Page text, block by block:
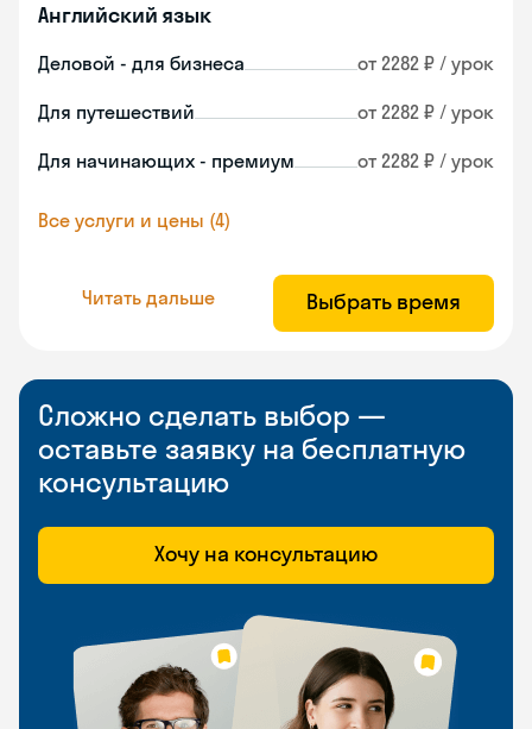
Английский язык
Деловой - для бизнеса от 2282 ₽ / урок
Для путешествий от 2282 ₽ / урок
Для начинающих - премиум от 2282 ₽ / урок
Все услуги и цены (4)
Читать дальше Выбрать время
Сложно сделать выбор —
оставьте заявку на бесплатную
консультацию
Хочу на консультацию